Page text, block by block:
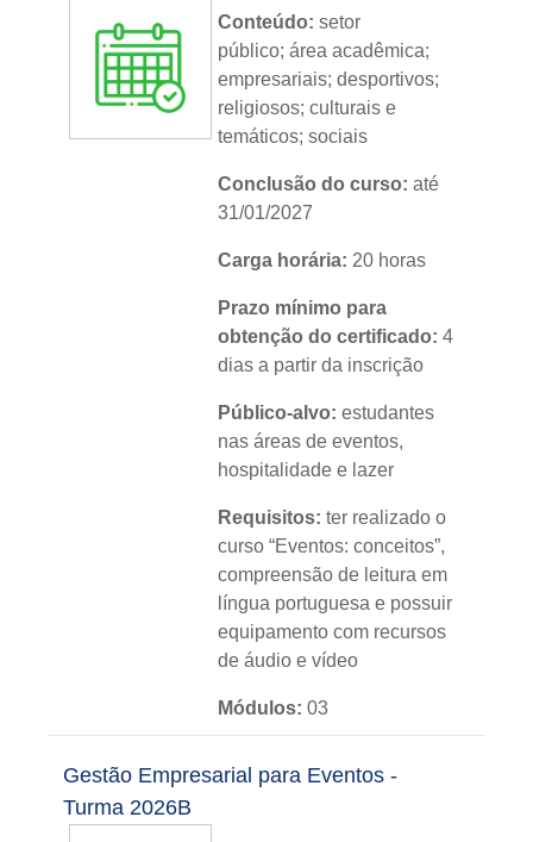
Conteúdo: setor
público; área acadêmica;
empresariais; desportivos;
religiosos; culturais e
temáticos; sociais
Conclusão do curso: até
31/01/2027
Carga horária: 20 horas
Prazo mínimo para
obtenção do certificado:4
dias a partir da inscrição
Público-alvo: estudantes
nas áreas de eventos,
hospitalidade e lazer
Requisitos: ter realizado o
curso “Eventos: conceitos”,
compreensão de leitura em
língua portuguesa e possuir
equipamento com recursos
de áudio e vídeo
Módulos: 03
Gestão Empresarial para Eventos -
Turma 2026B